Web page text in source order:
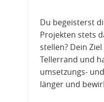
Du begeisterst
Projekten stets
stellen? Dein
Tellerrand und
umsetzungs-
länger und